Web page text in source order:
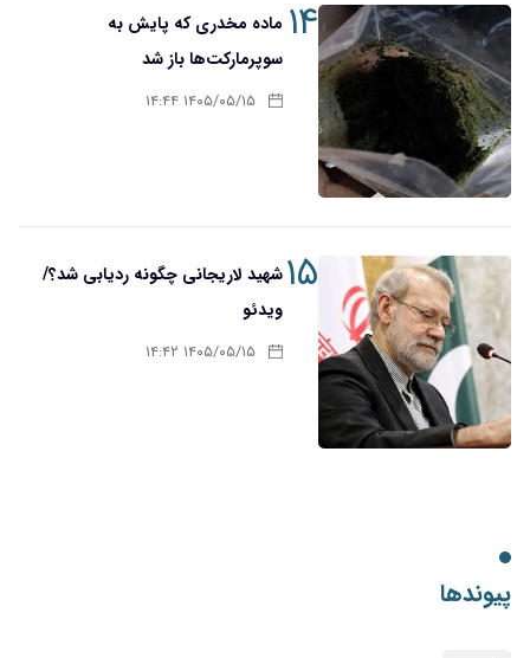
۱۴ ماده مخدری که پایش به
سوپرمارکت‌ها باز شد
۱۴۰۵/۰۵/۱۵ ۱۴:۴۴
۱۵شهید لاریجانی چگونه ردیابی شد؟/
ویدئو
۱۴۰۵/۰۵/۱۵ ۱۴:۴۲
پیوندها